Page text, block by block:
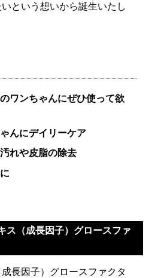
という想いから誕生いたし
ワンちゃんにぜひ使って欲
んにデイリーケア
れや皮脂の除去
ス（成長因子）グロースファ
長因子）グロースファクタ